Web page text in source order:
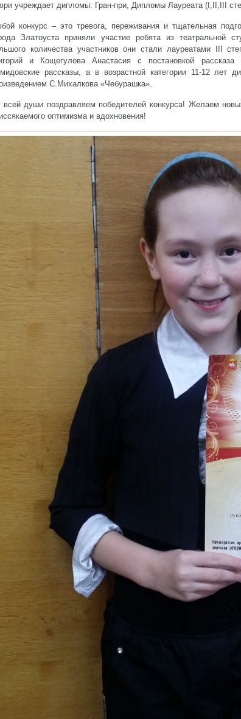
учреждает дипломы: Гран-при, Дипломы Лауреата (I,II,III
конкурс – это тревога, переживания и тщательная
Златоуста приняли участие ребята из театральной
количества участников они стали лауреатами III
и Кощегулова Анастасия с постановкой
рассказы, а в возрастной категории 11-12 лет
С.Михалкова «Чебурашка».
всей души поздравляем победителей конкурса! Желаем
оптимизма и вдохновения!